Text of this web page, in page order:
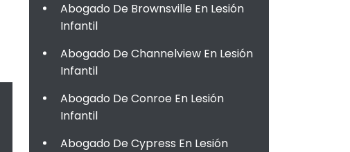
Abogado De Brownsville En Lesión
Infantil
Abogado De Channelview En Lesión
Infantil
Abogado De Conroe En Lesión
Infantil
Abogado De Cypress En Lesión